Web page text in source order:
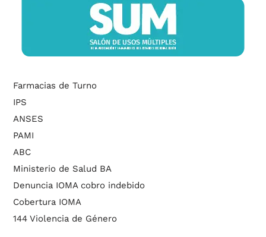
Farmacias de Turno
IPS
ANSES
PAMI
ABC
Ministerio de Salud BA
Denuncia IOMA cobro indebido
Cobertura IOMA
144 Violencia de Género